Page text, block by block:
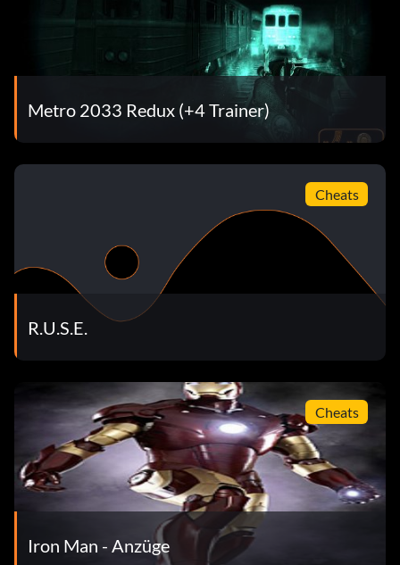
Metro 2033 Redux (+4 Trainer)
Cheats
R.U.S.E.
Cheats
Iron Man - Anzüge